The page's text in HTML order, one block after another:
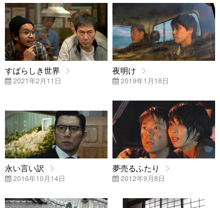
すばらしき世界
2021年2月11日
夜明け
2019年1月18日
永い言い訳
2016年10月14日
夢売るふたり
2012年9月8日